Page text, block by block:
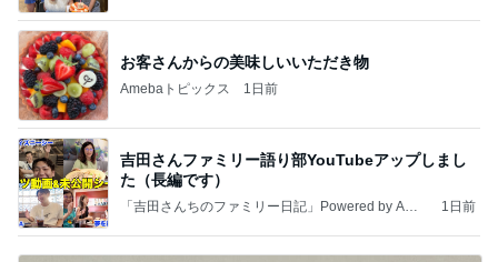
お客さんからの美味しいいただき物
Amebaトピックス 1日前
吉田さんファミリー語り部YouTubeアップしまし
た（長編です）
「吉田さんちのファミリー日記」Powered by Ame
1日前